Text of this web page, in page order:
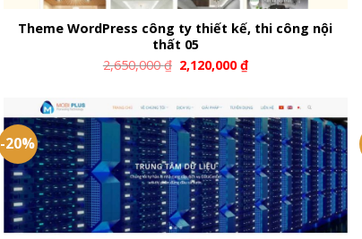
Theme WordPress công ty thiết kế, thi công nội
thất 05
2,650,000₫ 2,120,000₫
-20%